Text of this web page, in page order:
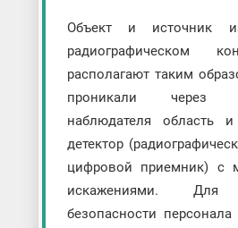
Объект и источник
радиографическом
располагают таким
проникали через
наблюдателя область
детектор
цифровой приемник) с
искажениями. Для
безопасности